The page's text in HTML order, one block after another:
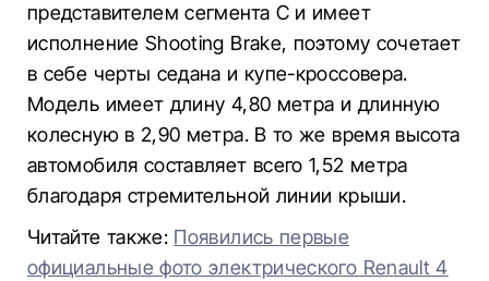
представителем сегмента C и имеет
исполнение Shooting Brake, поэтому сочетает
в себе черты седана и купе-кроссовера.
Модель имеет длину 4,80 метра и длинную
колесную в 2,90 метра. В то же время высота
автомобиля составляет всего 1,52 метра
благодаря стремительной линии крыши.
Читайте также: Появились первые
официальные фото электрического Renault 4